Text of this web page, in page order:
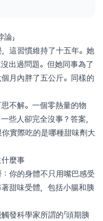
」
這習慣維持了十五年。她
出過問題。但她同事為了
月內胖了五公斤。同樣的
不解。一個零熱量的物
些人卻完全沒事？答案，
實際吃的是哪種甜味劑大
麼事
你的身體不只用嘴巴感受
甜味受體，包括小腸和胰
發科學家所謂的「頭期胰